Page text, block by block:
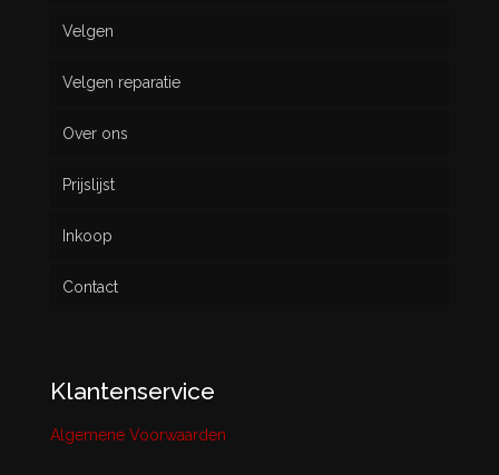
Nieuw
Gebruikt
Velgen
Velgen reparatie
Over ons
Prijslijst
Inkoop
Contact
Klantenservice
Algemene Voorwaarden